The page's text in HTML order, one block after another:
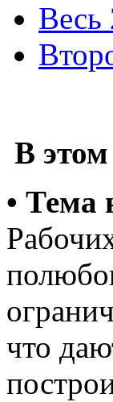
Весь
В
• Тема
что